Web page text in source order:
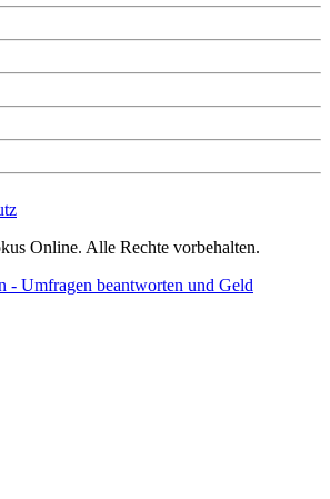
Online. Alle Rechte vorbehalten.